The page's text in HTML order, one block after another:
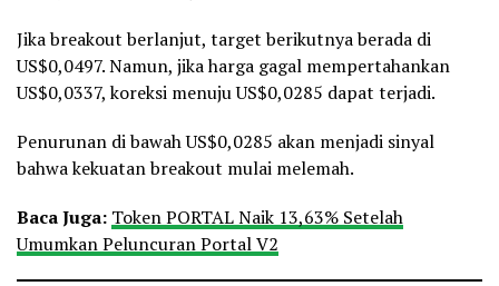
Jika breakout berlanjut, target berikutnya berada di
US$0,0497. Namun, jika harga gagal mempertahankan
US$0,0337, koreksi menuju US$0,0285 dapat terjadi.
Penurunan di bawah US$0,0285 akan menjadi sinyal
bahwa kekuatan breakout mulai melemah.
Baca Juga: Token PORTAL Naik 13,63% Setelah
Umumkan Peluncuran Portal V2